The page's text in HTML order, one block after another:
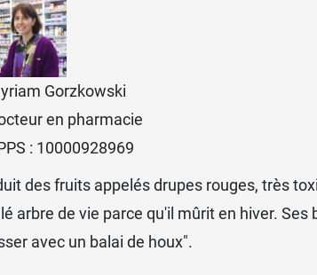
Gorzkowski
en pharmacie
: 10000928969
des fruits appelés drupes rouges, très
arbre de vie parce qu'il mûrit en hiver.
avec un balai de houx".